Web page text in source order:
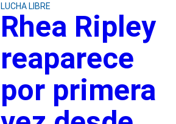
LUCHA LIBRE
Rhea Ripley
reaparece
por primera